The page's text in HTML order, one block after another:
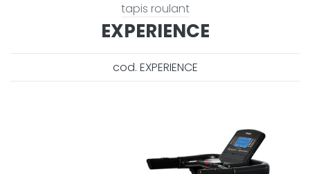
tapis roulant
EXPERIENCE
cod. EXPERIENCE